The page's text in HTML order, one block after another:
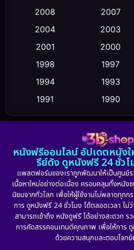
Conspiracy
Crime อาชญากรรม
Culture
Dance เต้น
Detective สืบสวน
Detective สืบสวน
Disaster
Disney+
2008
2007
2004
2003
2001
2000
1998
1997
1994
1993
1991
1990
1986
1985
1981
1974
1971
หนังฟรีออนไลน์ อัปเดตหนัง
รีย์ดัง ดูหนังฟรี 24 ชั่ว
แพลตฟอร์มของเราถูกพัฒนาให้เป็นศูนย์
เนื้อหาใหม่อย่างต่อเนื่อง ครอบคลุมทั้งหนัง
นิยมจากทั่วโลก เพื่อให้ผู้ใช้งานไม่พลาดทุก
การ ดูหนังฟรี 24 ชั่วโมง ได้ตลอดเวลา ไม่
สามารถเข้าถึง หนังดูฟรี ได้อย่างสะดวก
การคัดสรรคอนเทนต์คุณภาพ เพื่อให้การ
ด้วยความสนุกและตอบโจท